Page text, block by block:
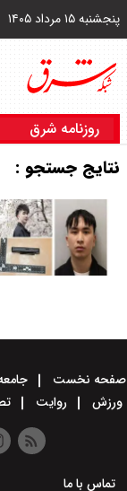
پنجشنبه ۱۵ مرداد ۱۴۰۵
روزنامه شرق
نتایج جستجو :
صفحه نخست
ورزش
روایت
تماس با ما